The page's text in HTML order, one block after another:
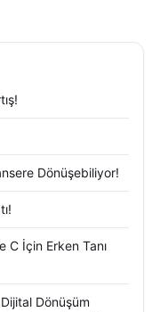
Dönüşebiliyor!
C İçin Erken Tanı
Dönüşüm